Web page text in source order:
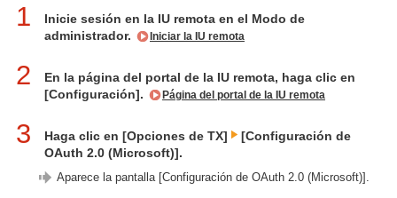
1
Inicie sesión en la IU remota en el Modo de
administrador.
Iniciar la IU remota
2
En la página del portal de la IU remota, haga clic en
[Configuración].
Página del portal de la IU remota
3 Haga clic en [Opciones de TX]
[Configuración de
OAuth 2.0 (Microsoft)].
Aparece la pantalla [Configuración de OAuth 2.0 (Microsoft)].